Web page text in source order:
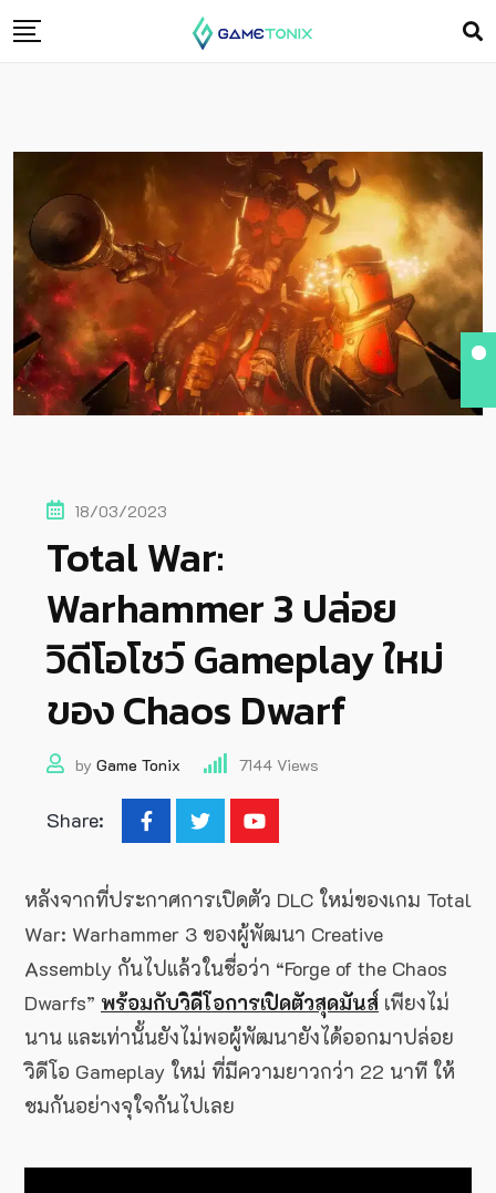
18/03/2023
Total War:
Warhammer 3 ปล่อย
วิดีโอโชว์ Gameplay ใหม่
ของ Chaos Dwarf
by Game Tonix 7144 Views
Share:
หลังจากที่ประกาศการเปิดตัว DLC ใหม่ของเกม Total
War: Warhammer 3 ของผู้พัฒนา Creative
Assembly กันไปแล้วในชื่อว่า “Forge of the Chaos
Dwarfs” พร้อมกับวิดีโอการเปิดตัวสุดมันส์ เพียงไม่
นาน และเท่านั้นยังไม่พอผู้พัฒนายังได้ออกมาปล่อย
วิดีโอ Gameplay ใหม่ ที่มีความยาวกว่า 22 นาที ให้
ชมกันอย่างจุใจกันไปเลย